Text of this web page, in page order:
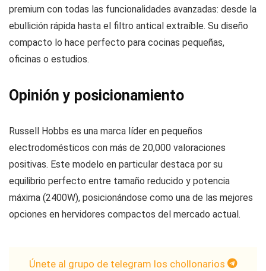
premium con todas las funcionalidades avanzadas: desde la
ebullición rápida hasta el filtro antical extraíble. Su diseño
compacto lo hace perfecto para cocinas pequeñas,
oficinas o estudios.
Opinión y posicionamiento
Russell Hobbs es una marca líder en pequeños
electrodomésticos con más de 20,000 valoraciones
positivas. Este modelo en particular destaca por su
equilibrio perfecto entre tamaño reducido y potencia
máxima (2400W), posicionándose como una de las mejores
opciones en hervidores compactos del mercado actual.
Únete al grupo de telegram los chollonarios